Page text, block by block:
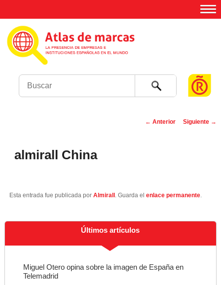
Buscar
← Anterior Siguiente →
almirall China
Esta entrada fue publicada por Almirall . Guarda el enlace permanente.
Últimos artículos
Miguel Otero opina sobre la imagen de España en
Telemadrid